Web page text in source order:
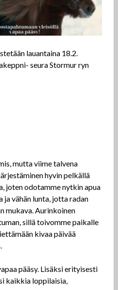
lauantaina 18.2.
seura Stormur ryn
mutta viime talvena
hyvin pelkällä
joten odotamme nytkin apua
vähän lunta, jotta radan
mukava. Aurinkoinen
sillä toivomme paikalle
kivaa päivää
pääsy. Lisäksi erityisesti
kaikkia loppilaisia,